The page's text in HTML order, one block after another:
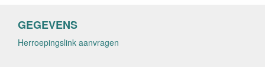
GEGEVENS
Herroepingslink aanvragen